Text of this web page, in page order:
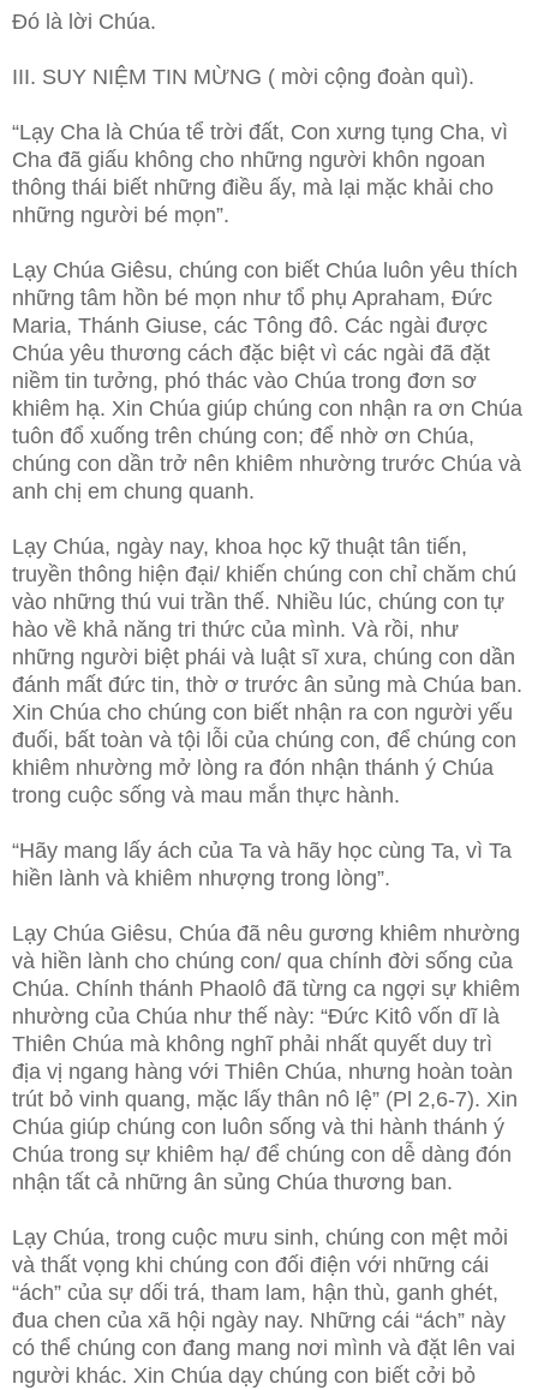
Ðó là lời Chúa.
III. SUY NIỆM TIN MỪNG ( mời cộng đoàn quì).
“Lạy Cha là Chúa tể trời đất, Con xưng tụng Cha, vì
Cha đã giấu không cho những người khôn ngoan
thông thái biết những điều ấy, mà lại mặc khải cho
những người bé mọn”.
Lạy Chúa Giêsu, chúng con biết Chúa luôn yêu thích
những tâm hồn bé mọn như tổ phụ Apraham, Đức
Maria, Thánh Giuse, các Tông đô. Các ngài được
Chúa yêu thương cách đặc biệt vì các ngài đã đặt
niềm tin tưởng, phó thác vào Chúa trong đơn sơ
khiêm hạ. Xin Chúa giúp chúng con nhận ra ơn Chúa
tuôn đổ xuống trên chúng con; để nhờ ơn Chúa,
chúng con dần trở nên khiêm nhường trước Chúa và
anh chị em chung quanh.
Lạy Chúa, ngày nay, khoa học kỹ thuật tân tiến,
truyền thông hiện đại/ khiến chúng con chỉ chăm chú
vào những thú vui trần thế. Nhiều lúc, chúng con tự
hào về khả năng tri thức của mình. Và rồi, như
những người biệt phái và luật sĩ xưa, chúng con dần
đánh mất đức tin, thờ ơ trước ân sủng mà Chúa ban.
Xin Chúa cho chúng con biết nhận ra con người yếu
đuối, bất toàn và tội lỗi của chúng con, để chúng con
khiêm nhường mở lòng ra đón nhận thánh ý Chúa
trong cuộc sống và mau mắn thực hành.
“Hãy mang lấy ách của Ta và hãy học cùng Ta, vì Ta
hiền lành và khiêm nhượng trong lòng”.
Lạy Chúa Giêsu, Chúa đã nêu gương khiêm nhường
và hiền lành cho chúng con/ qua chính đời sống của
Chúa. Chính thánh Phaolô đã từng ca ngợi sự khiêm
nhường của Chúa như thế này: “Đức Kitô vốn dĩ là
Thiên Chúa mà không nghĩ phải nhất quyết duy trì
địa vị ngang hàng với Thiên Chúa, nhưng hoàn toàn
trút bỏ vinh quang, mặc lấy thân nô lệ” (Pl 2,6-7). Xin
Chúa giúp chúng con luôn sống và thi hành thánh ý
Chúa trong sự khiêm hạ/ để chúng con dễ dàng đón
nhận tất cả những ân sủng Chúa thương ban.
Lạy Chúa, trong cuộc mưu sinh, chúng con mệt mỏi
và thất vọng khi chúng con đối điện với những cái
“ách” của sự dối trá, tham lam, hận thù, ganh ghét,
đua chen của xã hội ngày nay. Những cái “ách” này
có thể chúng con đang mang nơi mình và đặt lên vai
người khác. Xin Chúa dạy chúng con biết cởi bỏ